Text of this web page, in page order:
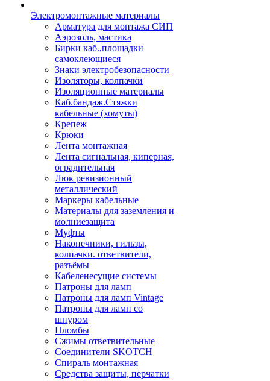
Электромонтажные материалы
Арматура для монтажа СИП
Аэрозоль, мастика
Бирки каб.,площадки
самоклеющиеся
Знаки электробезопасности
Изоляторы, колпачки
Изоляционные материалы
Каб.бандаж.Стяжки
кабельные (хомуты)
Крепеж
Крюки
Лента монтажная
Лента сигнальная, киперная,
оградительная
Люк ревизионный
металлический
Маркеры кабельные
Материалы для заземления и
молниезащита
Муфты
Наконечники, гильзы,
колпачки. ответвители,
разъёмы
Кабеленесущие системы
Патроны для ламп
Патроны для ламп Vintage
Патроны для ламп со
шнуром
Пломбы
Сжимы ответвительные
Соединители SKOTCH
Спираль монтажная
Средства защиты, перчатки